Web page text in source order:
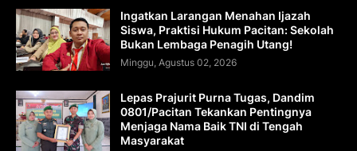
Ingatkan Larangan Menahan Ijazah
Siswa, Praktisi Hukum Pacitan: Sekolah
Bukan Lembaga Penagih Utang!
Minggu, Agustus 02, 2026
Lepas Prajurit Purna Tugas, Dandim
0801/Pacitan Tekankan Pentingnya
Menjaga Nama Baik TNI di Tengah
Masyarakat